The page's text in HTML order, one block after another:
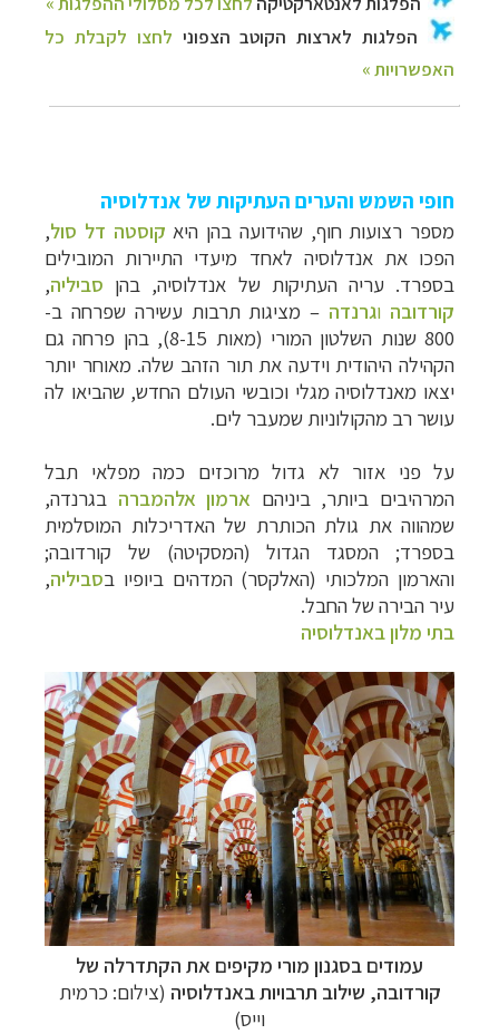
חופי השמש והערים העתיקות של אנדלוסיה
מספר רצועות חוף, שהידועה בהן היא קוסטה דל סול,
הפכו את אנדלוסיה לאחד מיעדי התיירות המובילים
בספרד. עריה העתיקות של אנדלוסיה, בהן סביליה,
קורדובה וגרנדה – מציגות תרבות עשירה שפרחה ב-
800 שנות השלטון המורי (מאות 8-15), בהן פרחה גם
הקהילה היהודית וידעה את תור הזהב שלה. מאוחר יותר
יצאו מאנדלוסיה מגלי וכובשי העולם החדש, שהביאו לה
עושר רב מהקולוניות שמעבר לים.
על פני אזור לא גדול מרוכזים כמה מפלאי תבל
המרהיבים ביותר, ביניהם ארמון אלהמברה בגרנדה,
שמהווה את גולת הכותרת של האדריכלות המוסלמית
בספרד; המסגד הגדול (המסקיטה) של קורדובה;
והארמון המלכותי (האלקסר) המדהים ביופיו בסביליה,
עיר הבירה של החבל.
בתי מלון באנדלוסיה
עמודים בסגנון מורי מקיפים את הקתדרלה של
קורדובה, שילוב תרבויות באנדלוסיה (צילום: כרמית
וייס)